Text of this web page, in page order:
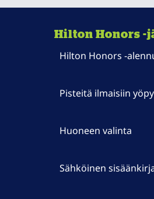
Hilton Honors -
Hilton Honors
Pisteitä ilmaisiin
Huoneen valinta
Sähköinen